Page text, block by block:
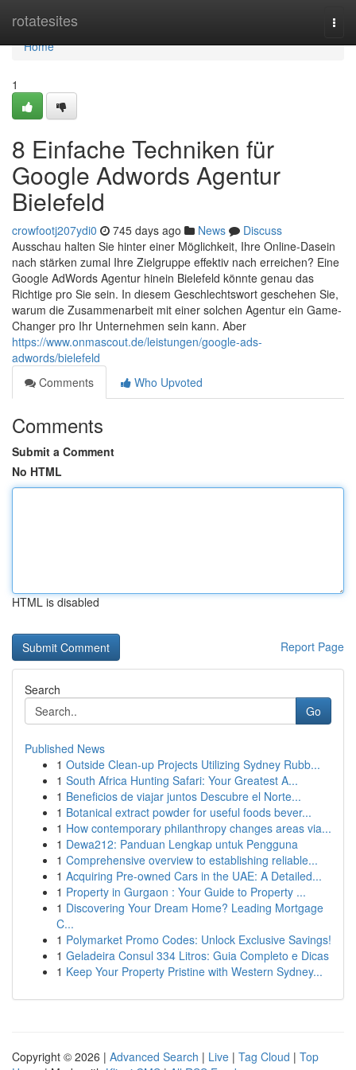
rotatesites
Home
Home
1
8 Einfache Techniken für
Google Adwords Agentur
Bielefeld
crowfootj207ydi0 745 days ago News
Discuss
Ausschau halten Sie hinter einer Möglichkeit, Ihre Online-Dasein
nach stärken zumal Ihre Zielgruppe effektiv nach erreichen? Eine
Google AdWords Agentur hinein Bielefeld könnte genau das
Richtige pro Sie sein. In diesem Geschlechtswort geschehen Sie,
warum die Zusammenarbeit mit einer solchen Agentur ein Game-
Changer pro Ihr Unternehmen sein kann. Aber
https://www.onmascout.de/leistungen/google-ads-
adwords/bielefeld
Comments
Who Upvoted
Comments
Submit a Comment
No HTML
HTML is disabled
Report Page
Search
Go
Published News
1 Outside Clean-up Projects Utilizing Sydney Rubb...
1 South Africa Hunting Safari: Your Greatest A...
1 Beneficios de viajar juntos Descubre el Norte...
1 Botanical extract powder for useful foods bever...
1 How contemporary philanthropy changes areas via...
1 Dewa212: Panduan Lengkap untuk Pengguna
1 Comprehensive overview to establishing reliable...
1 Acquiring Pre-owned Cars in the UAE: A Detailed...
1 Property in Gurgaon : Your Guide to Property ...
1 Discovering Your Dream Home? Leading Mortgage
C...
1 Polymarket Promo Codes: Unlock Exclusive Savings!
1 Geladeira Consul 334 Litros: Guia Completo e Dicas
1 Keep Your Property Pristine with Western Sydney...
Copyright © 2026 | Advanced Search | Live | Tag Cloud | Top